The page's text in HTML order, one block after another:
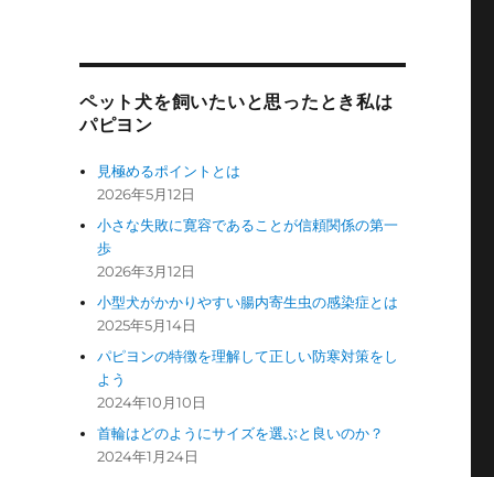
ペット犬を飼いたいと思ったとき私は
パピヨン
見極めるポイントとは
2026年5月12日
小さな失敗に寛容であることが信頼関係の第一
歩
2026年3月12日
小型犬がかかりやすい腸内寄生虫の感染症とは
2025年5月14日
パピヨンの特徴を理解して正しい防寒対策をし
よう
2024年10月10日
首輪はどのようにサイズを選ぶと良いのか？
2024年1月24日